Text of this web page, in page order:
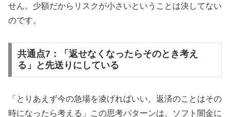
せん。少額だからリスクが小さいということは決してない
のです。
共通点7：「返せなくなったらそのとき考え
る」と先送りにしている
「とりあえず今の急場を凌げればいい。返済のことはその
時になったら考える」この思考パターンは、ソフト闇金に